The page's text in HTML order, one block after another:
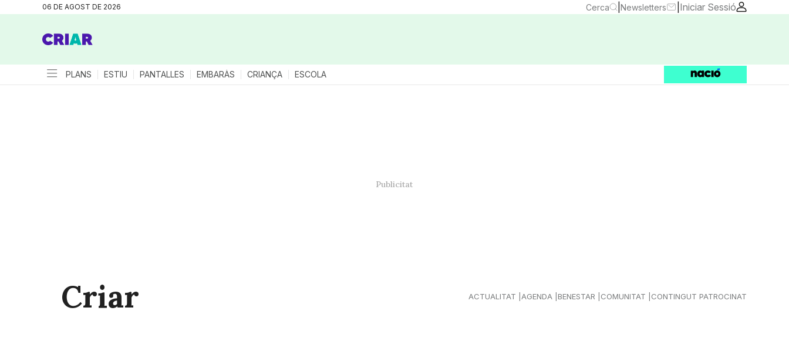
06 DE AGOST DE 2026 Cerca Newsletters Iniciar Sessió
PLANS ESTIU PANTALLES EMBARÀS CRIANÇA ESCOLA
Criar ACTUALITAT AGENDA BENESTAR COMUNITAT CONTINGUT PATROCINAT